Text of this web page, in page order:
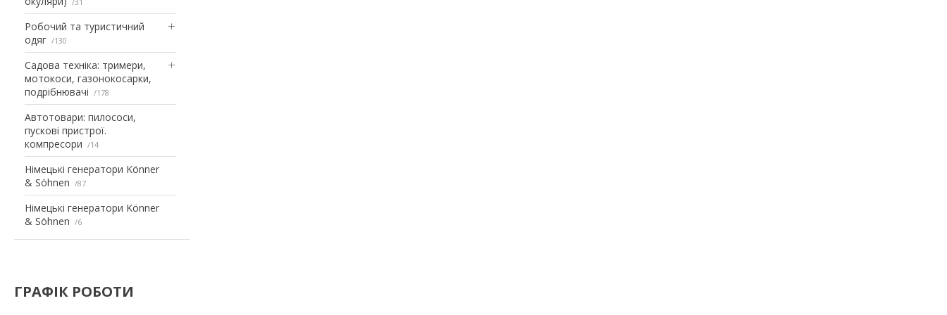
Робочий та туристичний
одяг
130
Садова техніка: тримери,
мотокоси, газонокосарки,
подрібнювачі
178
Автотовари: пилососи,
пускові пристрої.
компресори
14
Німецькі генератори Könner
& Söhnen
87
Німецькі генератори Könner
& Söhnen
6
ГРАФІК РОБОТИ